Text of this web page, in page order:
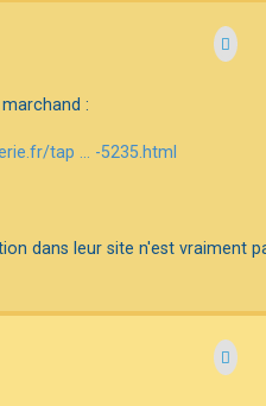
:
tap ... -5235.html
dans leur site n'est vraiment